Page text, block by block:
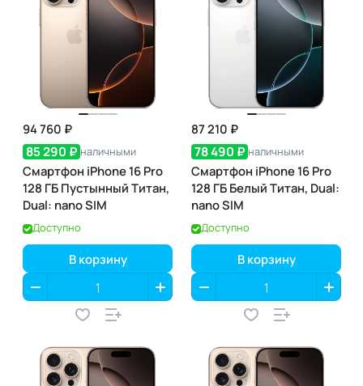
94 760 ₽
85 290 ₽ наличными
Смартфон iPhone 16 Pro
128 ГБ Пустынный Титан,
Dual: nano SIM
Доступно
В корзину
87 210 ₽
78 490 ₽ наличными
Смартфон iPhone 16 Pro
128 ГБ Белый Титан, Dual:
nano SIM
Доступно
В корзину